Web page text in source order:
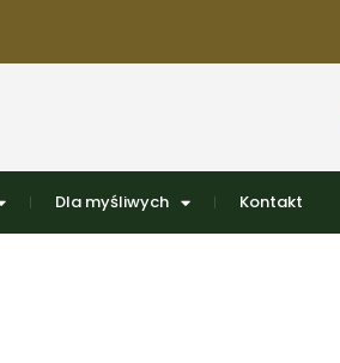
Dla myśliwych Kontakt